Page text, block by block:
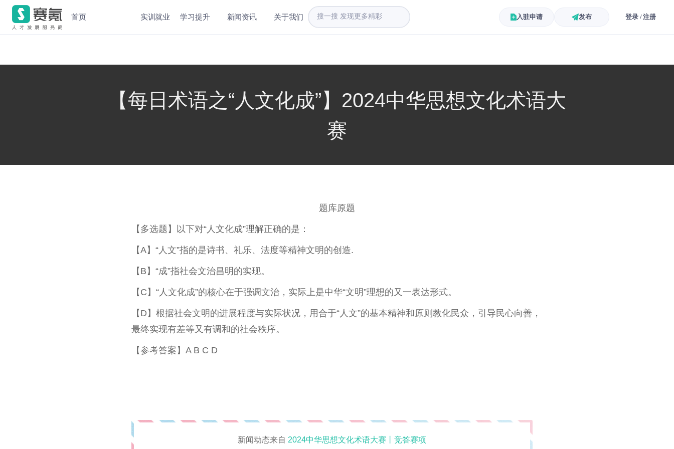
首页 实训就业 学习提升 新闻资讯 关于我们 入驻申请 发布 登录 / 注册
【每日术语之“人文化成”】2024中华思想文化术语大
赛
题库原题
【多选题】以下对“人文化成”理解正确的是：
【A】“人文”指的是诗书、礼乐、法度等精神文明的创造.
【B】“成”指社会文治昌明的实现。
【C】“人文化成”的核心在于强调文治，实际上是中华“文明”理想的又一表达形式。
【D】根据社会文明的进展程度与实际状况，用合于“人文”的基本精神和原则教化民众，引导民心向善，
最终实现有差等又有调和的社会秩序。
【参考答案】A B C D
新闻动态来自 2024中华思想文化术语大赛丨竞答赛项